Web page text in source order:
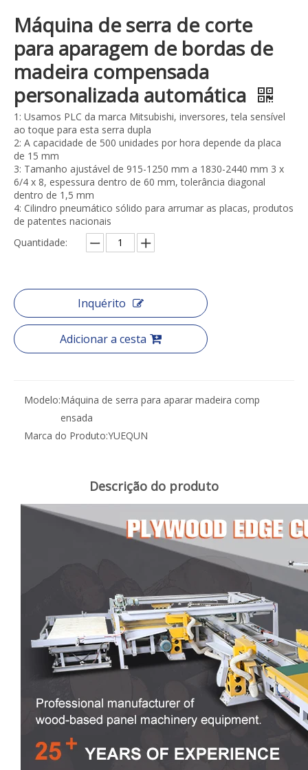
Máquina de serra de corte
para aparagem de bordas de
madeira compensada
personalizada automática
1: Usamos PLC da marca Mitsubishi, inversores, tela sensível
ao toque para esta serra dupla
2: A capacidade de 500 unidades por hora depende da placa
de 15 mm
3: Tamanho ajustável de 915-1250 mm a 1830-2440 mm 3 x
6/4 x 8, espessura dentro de 60 mm, tolerância diagonal
dentro de 1,5 mm
4: Cilindro pneumático sólido para arrumar as placas, produtos
de patentes nacionais
Quantidade:
Inquérito
Adicionar a cesta
Modelo:Máquina de serra para aparar madeira comp
ensada
Marca do Produto:YUEQUN
Descrição do produto